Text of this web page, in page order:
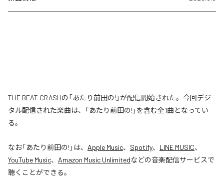
THE BEAT CRASHの「あたり前田の!」が配信開始された。今回デジ
タル配信された楽曲は、「あたり前田の!」を含む全1曲となってい
る。
なお「あたり前田の! 」は、 Apple Music、 Spotify、 LINE MUSIC、
YouTube Music、 Amazon Music Unlimitedなどの音楽配信サービスで
聴くことができる。